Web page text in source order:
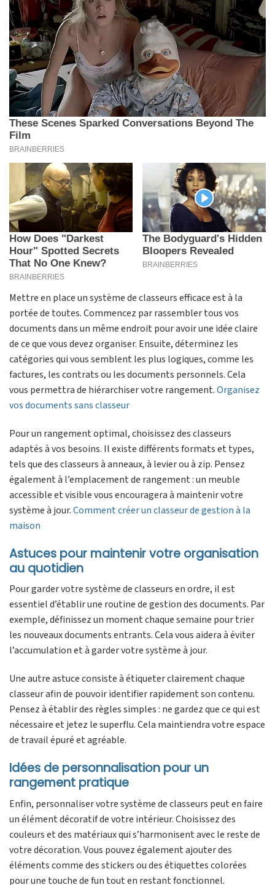
Mettre en place un système de classeurs efficace est à la
portée de toutes. Commencez par rassembler tous vos
documents dans un même endroit pour avoir une idée claire
de ce que vous devez organiser. Ensuite, déterminez les
catégories qui vous semblent les plus logiques, comme les
factures, les contrats ou les documents personnels. Cela
vous permettra de hiérarchiser votre rangement.Organisez
vos documents sans classeur
Pour un rangement optimal, choisissez des classeurs
adaptés à vos besoins. Il existe différents formats et types,
tels que des classeurs à anneaux, à levier ou à zip. Pensez
également à l’emplacement de rangement : un meuble
accessible et visible vous encouragera à maintenir votre
système à jour.Comment créer un classeur de gestion à la
maison
Astuces pour maintenir votre organisation
au quotidien
Pour garder votre système de classeurs en ordre, il est
essentiel d’établir une routine de gestion des documents. Par
exemple, définissez un moment chaque semaine pour trier
les nouveaux documents entrants. Cela vous aidera à éviter
l’accumulation et à garder votre système à jour.
Une autre astuce consiste à étiqueter clairement chaque
classeur afin de pouvoir identifier rapidement son contenu.
Pensez à établir des règles simples : ne gardez que ce qui est
nécessaire et jetez le superflu. Cela maintiendra votre espace
de travail épuré et agréable.
Idées de personnalisation pour un
rangement pratique
Enfin, personnaliser votre système de classeurs peut en faire
un élément décoratif de votre intérieur. Choisissez des
couleurs et des matériaux qui s’harmonisent avec le reste de
votre décoration. Vous pouvez également ajouter des
éléments comme des stickers ou des étiquettes colorées
pour une touche de fun tout en restant fonctionnel.